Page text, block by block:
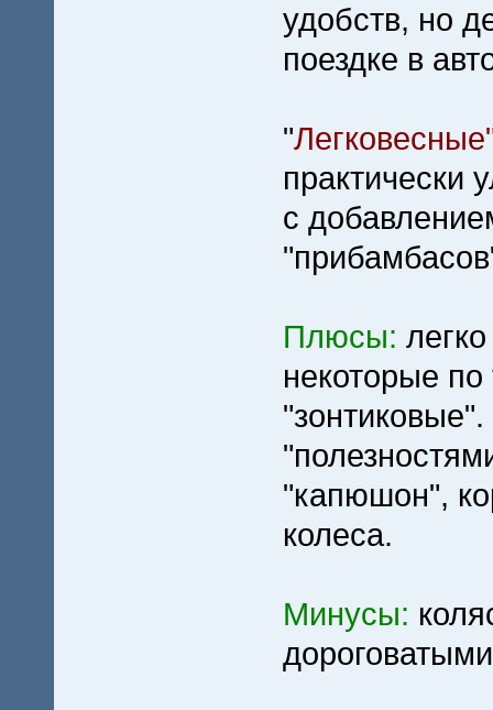
удобств, но
поездке в
"
практически
с
Плюсы:
некоторые
"капюшон",
колеса.
Минусы: